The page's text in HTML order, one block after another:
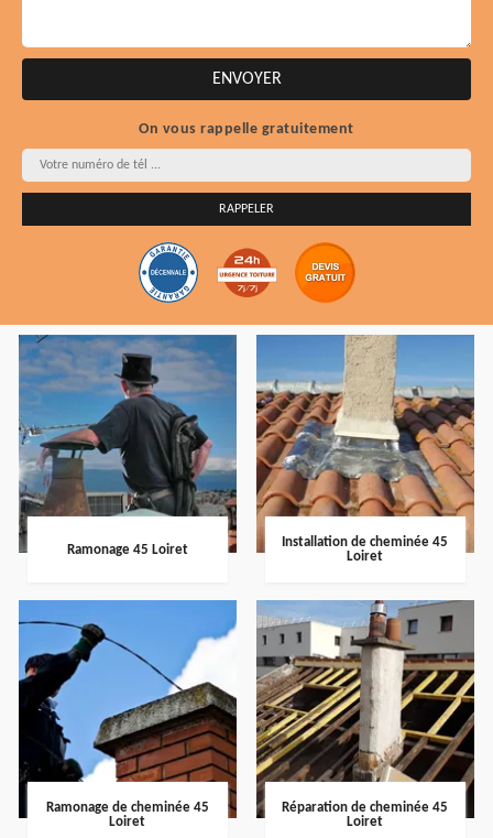
On vous rappelle gratuitement
Ramonage 45 Loiret
Installation de cheminée 45
Loiret
Ramonage de cheminée 45
Loiret
Réparation de cheminée 45
Loiret